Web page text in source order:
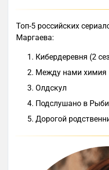
Топ-5 российских
Маргаева:
Кибердеревня (2
Между нами химия
Олдскул
Подслушано в
Дорогой